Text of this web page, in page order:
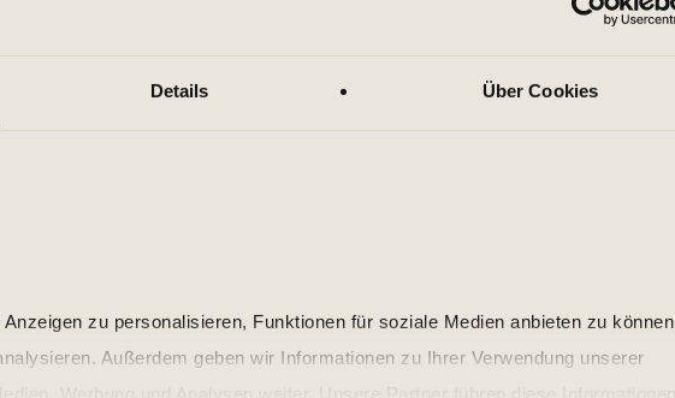
Details Über Cookies
zu personalisieren, Funktionen für soziale Medien anbieten zu können
Außerdem geben wir Informationen zu Ihrer Verwendung unserer